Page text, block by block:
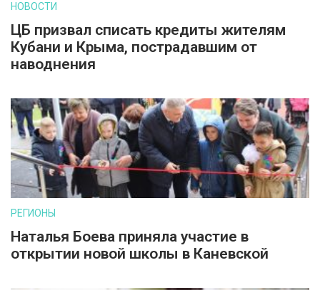
НОВОСТИ
ЦБ призвал списать кредиты жителям
Кубани и Крыма, пострадавшим от
наводнения
РЕГИОНЫ
Наталья Боева приняла участие в
открытии новой школы в Каневской